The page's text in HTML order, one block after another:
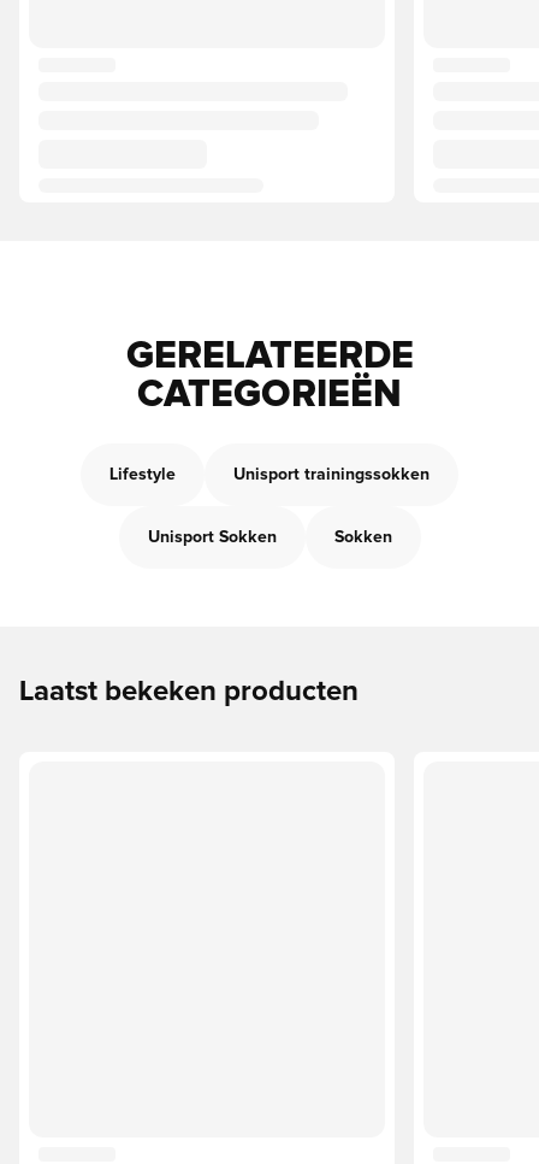
GERELATEERDE
CATEGORIEËN
Lifestyle Unisport trainingssokken
Unisport Sokken Sokken
Laatst bekeken producten